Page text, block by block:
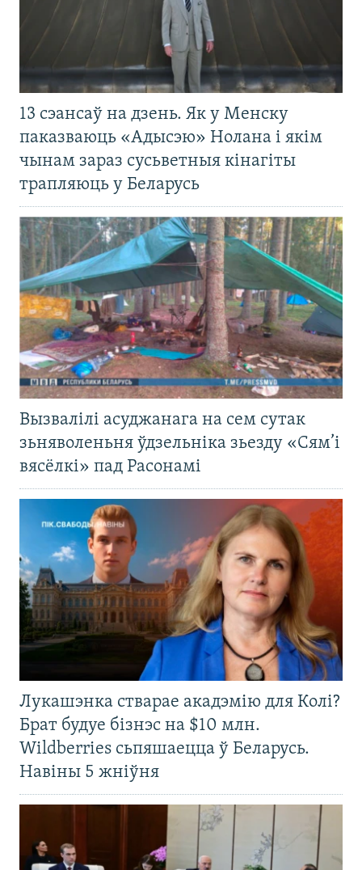
13 сэансаў на дзень. Як у Менску
паказваюць «Адысэю» Нолана і якім
чынам зараз сусьветныя кінагіты
трапляюць у Беларусь
Вызвалілі асуджанага на сем сутак
зьняволеньня ўдзельніка зьезду «Сям’і
вясёлкі» пад Расонамі
Лукашэнка стварае акадэмію для Колі?
Брат будуе бізнэс на $10 млн.
Wildberries сьпяшаецца ў Беларусь.
Навіны 5 жніўня